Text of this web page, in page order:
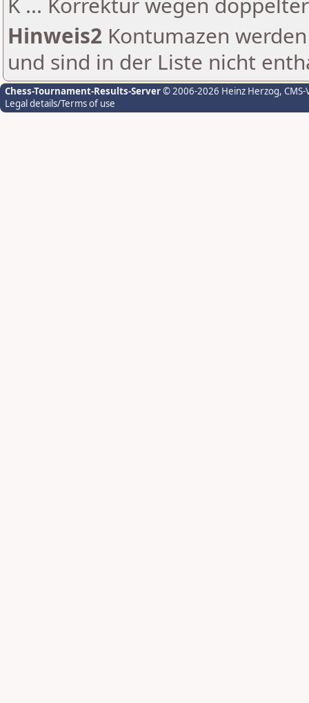
Hinweis2 Kontumazen
und sind in der Liste nicht
Chess-Tournament-Results-Server© 2006-2026 Heinz Herzog,
Legal details/Terms of use